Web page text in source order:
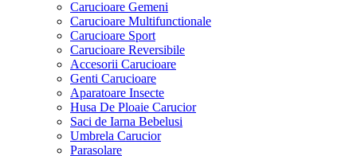
Carucioare Gemeni
Carucioare Multifunctionale
Carucioare Sport
Carucioare Reversibile
Accesorii Carucioare
Genti Carucioare
Aparatoare Insecte
Husa De Ploaie Carucior
Saci de Iarna Bebelusi
Umbrela Carucior
Parasolare